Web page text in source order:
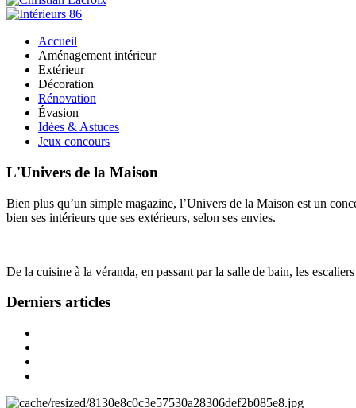
Accueil
Aménagement intérieur
Extérieur
Décoration
Rénovation
Évasion
Idées & Astuces
Jeux concours
L'Univers de la Maison
Bien plus qu’un simple magazine, l’Univers de la Maison est un
bien ses intérieurs que ses extérieurs, selon ses envies.
De la cuisine à la véranda, en passant par la salle de bain, les
Derniers articles